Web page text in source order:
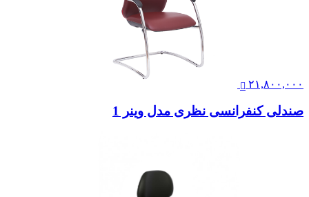
۲۱,۸۰۰,۰۰۰
صندلی کنفرانسی نظری مدل وینر 1